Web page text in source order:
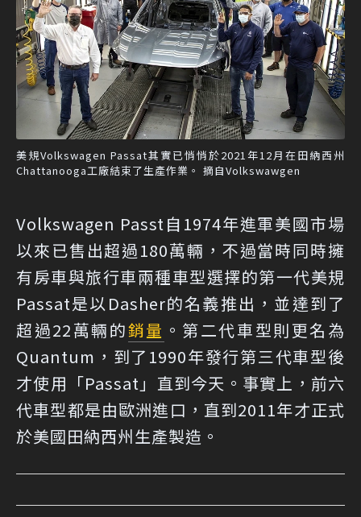
美規Volkswagen Passat其實已悄悄於2021年12月在田納西州
Chattanooga工廠結束了生產作業。 摘自Volkswawgen
Volkswagen Passt自1974年進軍美國市場
以來已售出超過180萬輛，不過當時同時擁
有房車與旅行車兩種車型選擇的第一代美規
Passat是以Dasher的名義推出，並達到了
超過22萬輛的銷量 。第二代車型則更名為
Quantum，到了1990年發行第三代車型後
才使用「Passat」直到今天。事實上，前六
代車型都是由歐洲進口，直到2011年才正式
於美國田納西州生產製造。